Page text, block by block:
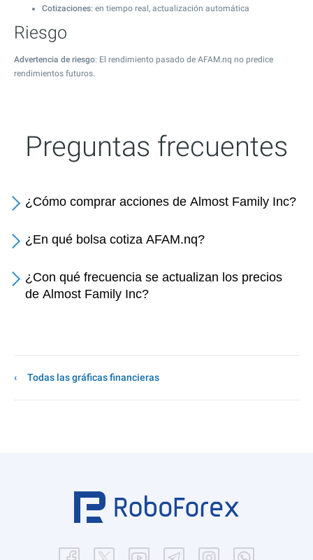
Cotizaciones: en tiempo real, actualización automática
Riesgo
Advertencia de riesgo: El rendimiento pasado de AFAM.nq no predice
rendimientos futuros.
Preguntas frecuentes
¿Cómo comprar acciones de Almost Family Inc?
¿En qué bolsa cotiza AFAM.nq?
¿Con qué frecuencia se actualizan los precios
de Almost Family Inc?
Todas las gráficas financieras